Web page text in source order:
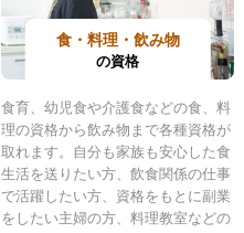
食・料理・飲み物
の資格
食育、幼児食や介護食などの食、料
理の資格から飲み物まで各種資格が
取れます。自分も家族も安心した食
生活を送りたい方、飲食関係の仕事
で活躍したい方、資格をもとに副業
をしたい主婦の方、料理教室などの